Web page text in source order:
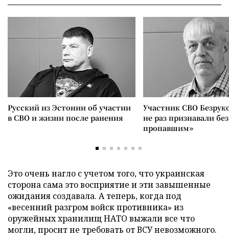
Русский из Эстонии об участии
в СВО и жизни после ранения
Участник СВО
не раз признавали
пропавшим»
Это очень нагло с учетом того, что украинская
сторона сама это восприятие и эти завышенные
ожидания создавала. А теперь, когда под
«весенний разгром войск противника» из
оружейных хранилищ НАТО выжали все что
могли, просит не требовать от ВСУ невозможного.